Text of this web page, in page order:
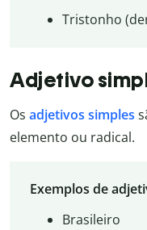
Tristonho
Adjetivo
Os adjetivos simples
elemento ou radical.
Exemplos de
Brasileiro